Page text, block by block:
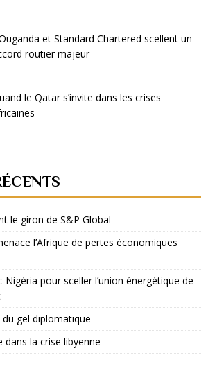
et Standard Chartered scellent un
routier majeur
le Qatar s’invite dans les crises
le giron de S&P Global
l’Afrique de pertes économiques
pour sceller l’union énergétique de
gel diplomatique
dans la crise libyenne